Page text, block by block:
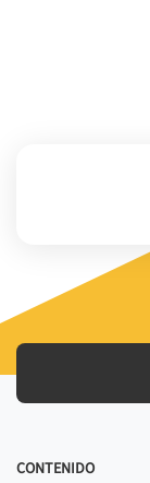
CONTENIDO